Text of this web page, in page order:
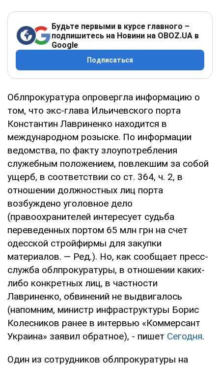
Будьте первыми в курсе главного –
подпишитесь на Новини на OBOZ.UA в
Google
Подписаться
Облпрокуратура опровергла информацию о
том, что экс-глава Ильичевского порта
Константин Лавриненко находится в
международном розыске. По информации
ведомства, по факту злоупотребления
служебным положением, повлекшим за собой
ущерб, в соответствии со ст. 364, ч. 2, в
отношении должностных лиц порта
возбуждено уголовное дело
(правоохранителей интересует судьба
переведенных портом 65 млн грн на счет
одесской стройфирмы для закупки
материалов. — Ред.). Но, как сообщает пресс-
служба облпрокуратуры, в отношении каких-
либо конкретных лиц, в частности
Лавриненко, обвинений не выдвигалось
(напомним, министр инфраструктуры Борис
Колесников ранее в интервью «Коммерсант
Украина» заявил обратное), - пишет Сегодня.
Один из сотрудников облпрокуратуры на